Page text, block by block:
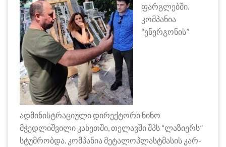
ფარგლებში.
კომპანია
“ენერგონის”
ადმინისტრაციული დირექტორი ნინო
მჭედლიშვილი კახეთში, თელავში შპს “ლაზიერს”
სტუმრობდა. კომპანია მეტალოპლასტმასის კარ-